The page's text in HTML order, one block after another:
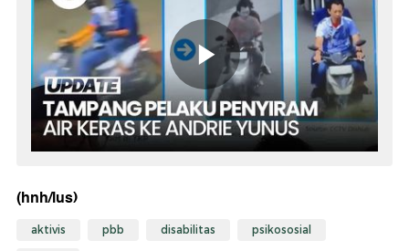
(hnh/lus)
aktivis pbb disabilitas psikososial